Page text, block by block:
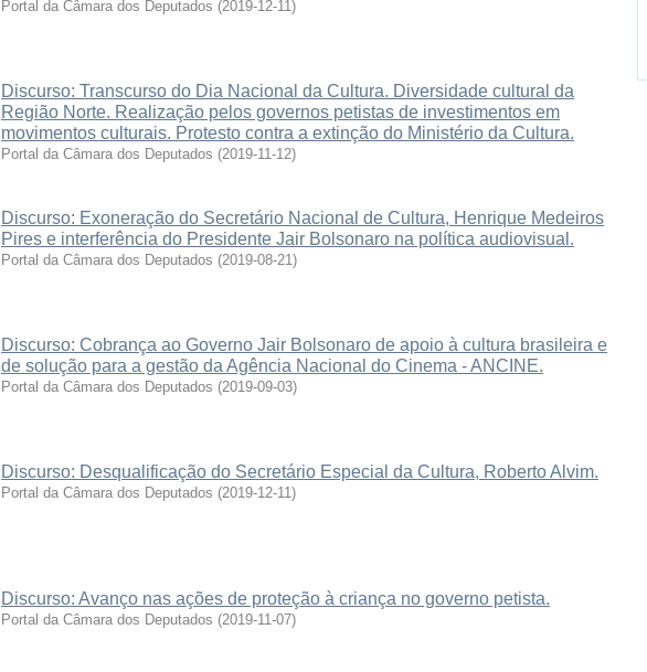
Portal da Câmara dos Deputados (2019-12-11)
Discurso: Transcurso do Dia Nacional da Cultura. Diversidade cultural da
Região Norte. Realização pelos governos petistas de investimentos em
movimentos culturais. Protesto contra a extinção do Ministério da Cultura.
Portal da Câmara dos Deputados (2019-11-12)
Discurso: Exoneração do Secretário Nacional de Cultura, Henrique Medeiros
Pires e interferência do Presidente Jair Bolsonaro na política audiovisual.
Portal da Câmara dos Deputados (2019-08-21)
Discurso: Cobrança ao Governo Jair Bolsonaro de apoio à cultura brasileira e
de solução para a gestão da Agência Nacional do Cinema - ANCINE.
Portal da Câmara dos Deputados (2019-09-03)
Discurso: Desqualificação do Secretário Especial da Cultura, Roberto Alvim.
Portal da Câmara dos Deputados (2019-12-11)
Discurso: Avanço nas ações de proteção à criança no governo petista.
Portal da Câmara dos Deputados (2019-11-07)